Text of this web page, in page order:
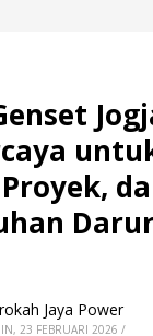
Jaya Power
23 FEBRUARI 2026 /